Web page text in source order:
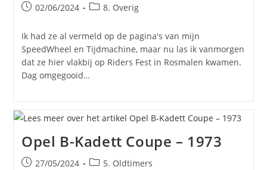
Bericht
op:
02/06/2024 Berichtcategorie:
8. Overig
Ik had ze al vermeld op de pagina's van mijn
SpeedWheel en Tijdmachine, maar nu las ik vanmorgen
dat ze hier vlakbij op Riders Fest in Rosmalen kwamen.
Dag omgegooid…
Opel B-Kadett Coupe – 1973
Bericht27/05/2024 Berichtcategorie:
5. Oldtimers